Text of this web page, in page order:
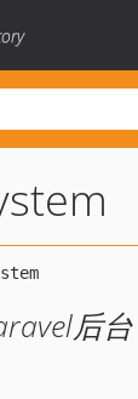
后